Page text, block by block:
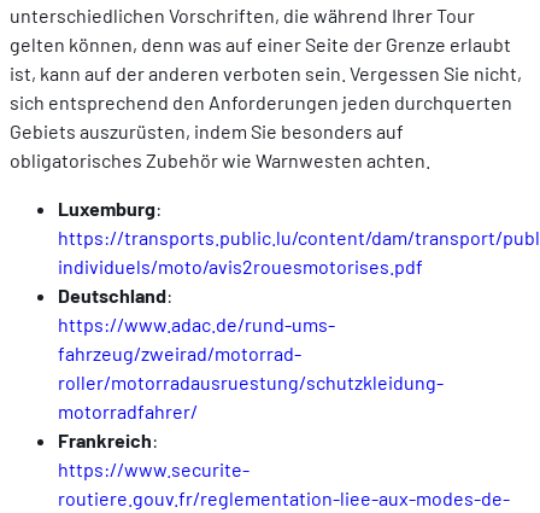
unterschiedlichen Vorschriften, die während Ihrer Tour
gelten können, denn was auf einer Seite der Grenze erlaubt
ist, kann auf der anderen verboten sein. Vergessen Sie nicht,
sich entsprechend den Anforderungen jeden durchquerten
Gebiets auszurüsten, indem Sie besonders auf
obligatorisches Zubehör wie Warnwesten achten.
Luxemburg:
https://transports.public.lu/content/dam/transport/
individuels/moto/avis2rouesmotorises.pdf
Deutschland:
https://www.adac.de/rund-ums-
fahrzeug/zweirad/motorrad-
roller/motorradausruestung/schutzkleidung-
motorradfahrer/
Frankreich:
https://www.securite-
routiere.gouv.fr/reglementation-liee-aux-modes-de-